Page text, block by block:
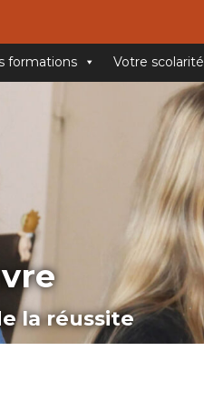
formations Votre scolarité
la réussite